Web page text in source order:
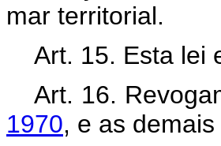
mar territorial.
Art. 15. Esta lei
Art. 16.
1970, e as